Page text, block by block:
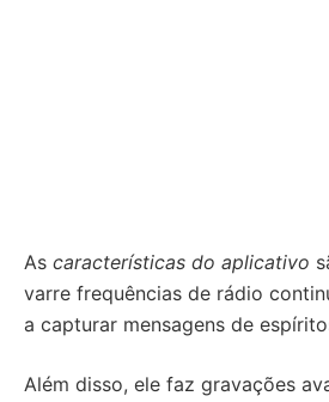
As características do aplicativo
varre frequências de rádio
a capturar mensagens de
Além disso, ele faz gravações